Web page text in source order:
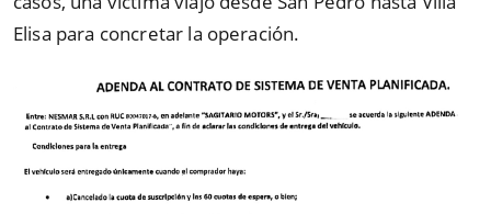
Elisa para concretar la operación.